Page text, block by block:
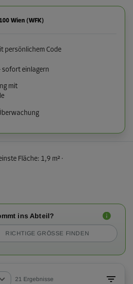
Wien (WFK)
persönlichem Code
sofort einlagern
mit
Fläche: 1,9 m² ·
ins Abteil?
RICHTIGE GRÖSSE FINDEN
21 Ergebnisse